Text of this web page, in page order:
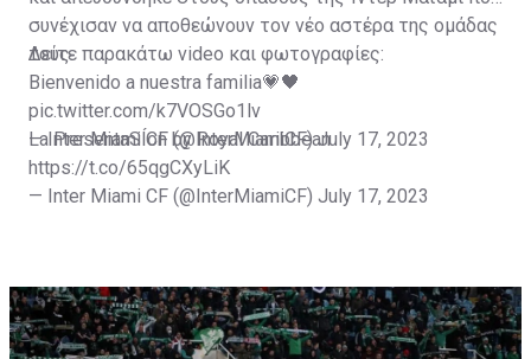
συνέχισαν να αποθεώνουν τον νέο αστέρα της ομάδας
τους.
Δείτε παρακάτω video και φωτογραφίες:
Bienvenido a nuestra familia💗🖤
pic.twitter.com/k7VOSGo1lv
— Inter Miami CF (@InterMiamiCF)July 17, 2023
La PresentaSÍon by Royal Caribbean
https://t.co/65qgCXyLiK
— Inter Miami CF (@InterMiamiCF) July 17, 2023